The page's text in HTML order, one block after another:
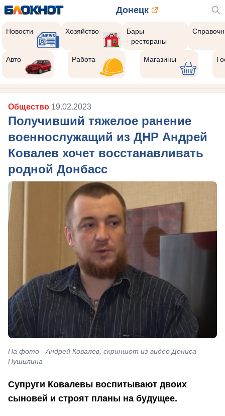
Донецк
Новости Хозяйство
Бары
- рестораны
Авто Работа Магазины
Общество 19.02.2023
Получивший тяжелое ранение
военнослужащий из ДНР Андрей
Ковалев хочет восстанавливать
родной Донбасс
На фото - Андрей Ковалев, скриншот из видео Дениса
Пушилина
Супруги Ковалевы воспитывают двоих
сыновей и строят планы на будущее.